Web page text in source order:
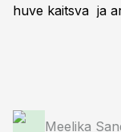
huve kaitsva ja
Meelika